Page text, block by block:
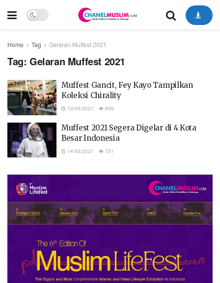
Home Tag Gelaran Muffest 2021
Tag: Gelaran Muffest 2021
Muffest Gancit, Fey Kayo Tampilkan
Koleksi Chirality
10/05/2021 849
Muffest 2021 Segera Digelar di 4 Kota
Besar Indonesia
14/03/2021 731